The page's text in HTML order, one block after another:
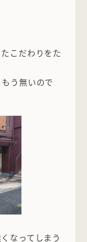
こだわりをた
う無いので
なってしまう